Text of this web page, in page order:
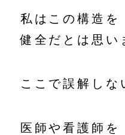
私はこの構造を
健全だとは思い
ここで誤解しな
医師や看護師を